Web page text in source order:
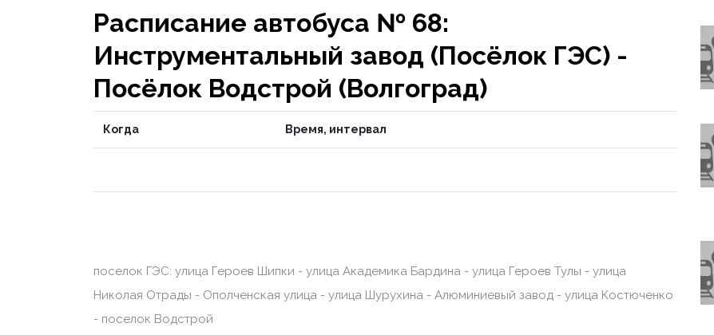
Расписание автобуса № 68:
Инструментальный завод (Посёлок ГЭС) -
Посёлок Водстрой (Волгоград)
Когда Время, интервал
поселок ГЭС: улица Героев Шипки - улица Академика Бардина - улица Героев Тулы - улица
Николая Отрады - Ополченская улица - улица Шурухина - Алюминиевый завод - улица Костюченко
- поселок Водстрой